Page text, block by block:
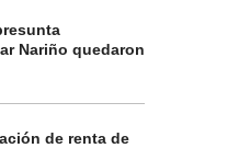
Nariño quedaron
de renta de